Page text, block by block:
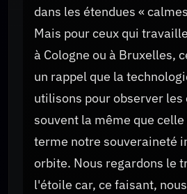
dans les étendues «
Mais pour ceux qui
à Cologne ou à Bruxelles,
un rappel que la
utilisons pour observer
souvent la même que
terme notre souveraineté
orbite. Nous regardons le
l'étoile car, ce faisant,